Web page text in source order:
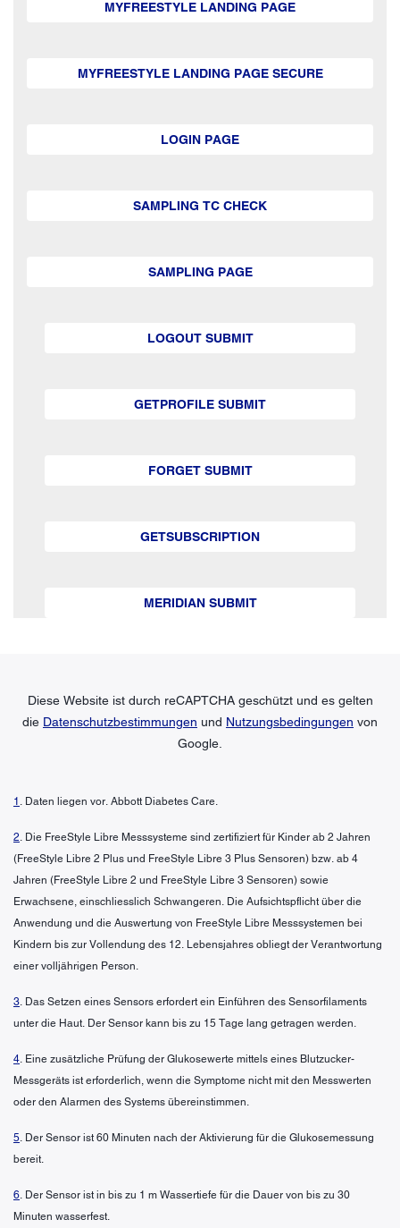
MYFREESTYLE LANDING PAGE
MYFREESTYLE LANDING PAGE SECURE
LOGIN PAGE
SAMPLING TC CHECK
SAMPLING PAGE
LOGOUT SUBMIT
GETPROFILE SUBMIT
FORGET SUBMIT
GETSUBSCRIPTION
MERIDIAN SUBMIT
Diese Website ist durch reCAPTCHA geschützt und es gelten
die Datenschutzbestimmungen und Nutzungsbedingungen von
Google.
1 . Daten liegen vor. Abbott Diabetes Care.
2. Die FreeStyle Libre Messsysteme sind zertifiziert für Kinder ab 2 Jahren
(FreeStyle Libre 2 Plus und FreeStyle Libre 3 Plus Sensoren) bzw. ab 4
Jahren (FreeStyle Libre 2 und FreeStyle Libre 3 Sensoren) sowie
Erwachsene, einschliesslich Schwangeren. Die Aufsichtspflicht über die
Anwendung und die Auswertung von FreeStyle Libre Messsystemen bei
Kindern bis zur Vollendung des 12. Lebensjahres obliegt der Verantwortung
einer volljährigen Person.
3. Das Setzen eines Sensors erfordert ein Einführen des Sensorfilaments
unter die Haut. Der Sensor kann bis zu 15 Tage lang getragen werden.
4. Eine zusätzliche Prüfung der Glukosewerte mittels eines Blutzucker-
Messgeräts ist erforderlich, wenn die Symptome nicht mit den Messwerten
oder den Alarmen des Systems übereinstimmen.
5. Der Sensor ist 60 Minuten nach der Aktivierung für die Glukosemessung
bereit.
6. Der Sensor ist in bis zu 1 m Wassertiefe für die Dauer von bis zu 30
Minuten wasserfest.